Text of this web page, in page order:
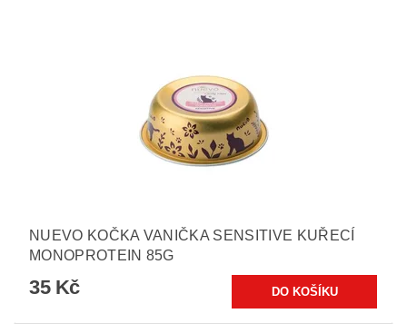
NUEVO KOČKA VANIČKA SENSITIVE KUŘECÍ
MONOPROTEIN 85G
35 Kč